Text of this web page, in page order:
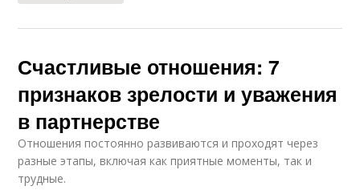
Счастливые отношения: 7
признаков зрелости и уважения
в партнерстве
Отношения постоянно развиваются и проходят через
разные этапы, включая как приятные моменты, так и
трудные.